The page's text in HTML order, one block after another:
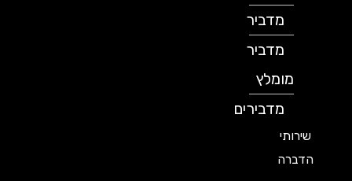
מדביר
מדביר
מומלץ
מדבירים
שירותי
הדברה